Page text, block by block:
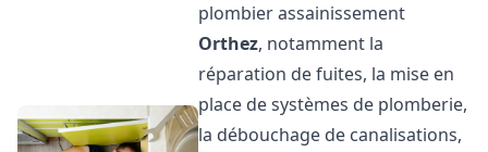
plombier assainissement
Orthez, notamment la
réparation de fuites, la mise en
place de systèmes de plomberie,
la débouchage de canalisations,